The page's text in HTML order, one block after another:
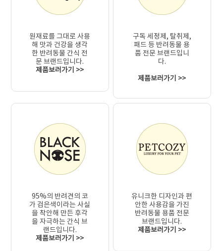
원재료를 그대로 사용
해 맛과 건강을 생각
한 반려동물 간식 전
문 브랜드입니다.
제품보러가기 >>
구독 세정제, 탈취제,
패드 등 반려동물 용
품 전문 브랜드입니
다.
제품보러가기 >>
95%의 반려견의 코
가 검은색이라는 사실
을 착안해 만든 후각
을 자극하는 간식 브
랜드입니다.
제품보러가기 >>
유니크한 디자인과 편
안한 사용감을 가진
반려동물 용품 전문
브랜드입니다.
제품보러가기 >>